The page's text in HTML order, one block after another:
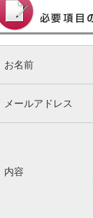
お名前
メールアドレス
内容